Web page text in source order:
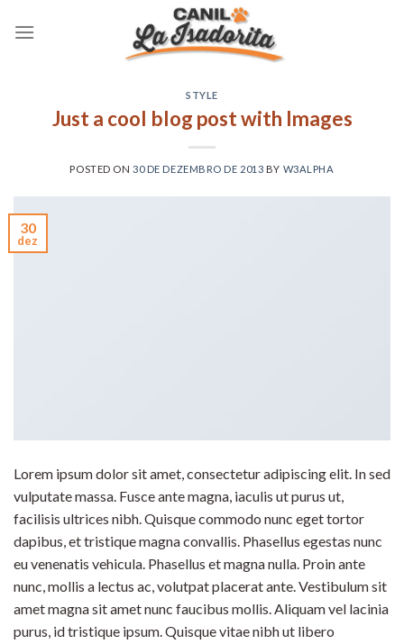
STYLE
Just a cool blog post with Images
POSTED ON30 DE DEZEMBRO DE 2013 BY W3ALPHA
30
dez
Lorem ipsum dolor sit amet, consectetur adipiscing elit. In sed
vulputate massa. Fusce ante magna, iaculis ut purus ut,
facilisis ultrices nibh. Quisque commodo nunc eget tortor
dapibus, et tristique magna convallis. Phasellus egestas nunc
eu venenatis vehicula. Phasellus et magna nulla. Proin ante
nunc, mollis a lectus ac, volutpat placerat ante. Vestibulum sit
amet magna sit amet nunc faucibus mollis. Aliquam vel lacinia
purus, id tristique ipsum. Quisque vitae nibh ut libero